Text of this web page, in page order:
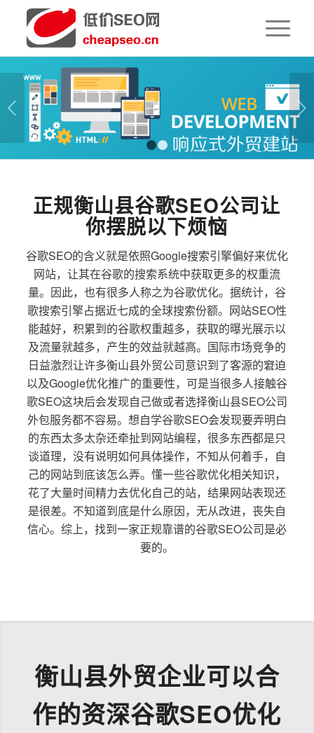
下一页
1 2
正规衡山县谷歌SEO公司让
你摆脱以下烦恼
谷歌SEO的含义就是依照Google搜索引擎偏好来优化
网站，让其在谷歌的搜索系统中获取更多的权重流
量。因此，也有很多人称之为谷歌优化。据统计，谷
歌搜索引擎占据近七成的全球搜索份额。网站SEO性
能越好，积累到的谷歌权重越多，获取的曝光展示以
及流量就越多，产生的效益就越高。国际市场竞争的
日益激烈让许多衡山县外贸公司意识到了客源的窘迫
以及Google优化推广的重要性，可是当很多人接触谷
歌SEO这块后会发现自己做或者选择衡山县SEO公司
外包服务都不容易。想自学谷歌SEO会发现要弄明白
的东西太多太杂还牵扯到网站编程，很多东西都是只
谈道理，没有说明如何具体操作，不知从何着手，自
己的网站到底该怎么弄。懂一些谷歌优化相关知识，
花了大量时间精力去优化自己的站，结果网站表现还
是很差。不知道到底是什么原因，无从改进，丧失自
信心。综上，找到一家正规靠谱的谷歌SEO公司是必
要的。
衡山县外贸企业可以合
作的资深谷歌SEO优化